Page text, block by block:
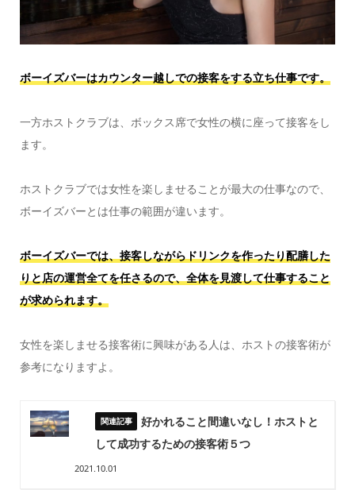
ボーイズバーはカウンター越しでの接客をする立ち仕事です。
一方ホストクラブは、ボックス席で女性の横に座って接客をし
ます。
ホストクラブでは女性を楽しませることが最大の仕事なので、
ボーイズバーとは仕事の範囲が違います。
ボーイズバーでは、接客しながらドリンクを作ったり配膳した
りと店の運営全てを任さるので、全体を見渡して仕事すること
が求められます。
女性を楽しませる接客術に興味がある人は、ホストの接客術が
参考になりますよ。
好かれること間違いなし！ホストと
して成功するための接客術５つ
2021.10.01